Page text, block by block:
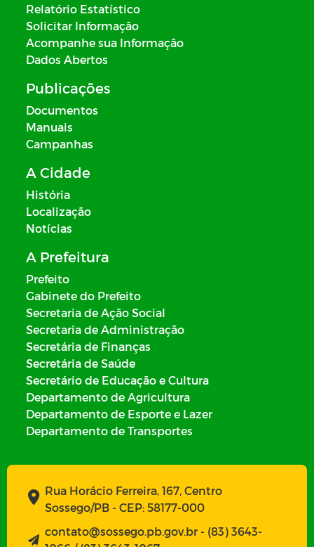
Relatório Estatístico
Solicitar Informação
Acompanhe sua Informação
Dados Abertos
Publicações
Documentos
Manuais
Campanhas
A Cidade
História
Localização
Notícias
A Prefeitura
Prefeito
Gabinete do Prefeito
Secretaria de Ação Social
Secretaria de Administração
Secretária de Finanças
Secretária de Saúde
Secretário de Educação e Cultura
Departamento de Agricultura
Departamento de Esporte e Lazer
Departamento de Transportes
Rua Horácio Ferreira, 167, Centro
Sossego/PB - CEP: 58177-000
contato@sossego.pb.gov.br - (83) 3643-